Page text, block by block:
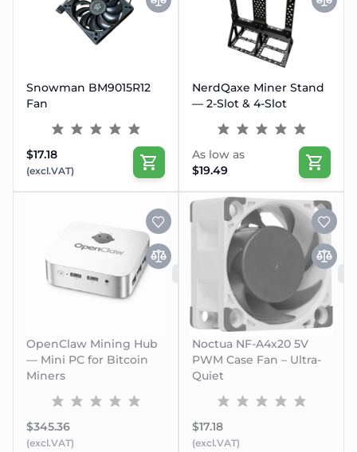
Snowman BM9015R12
Fan
$17.18
(excl.VAT)
NerdQaxe Miner Stand
— 2-Slot & 4-Slot
As low as
$19.49
SLUTSÅLD
OpenClaw Mining Hub
— Mini PC for Bitcoin
Miners
$345.36
(excl.VAT)
Noctua NF-A4x20 5V
PWM Case Fan – Ultra-
Quiet
$17.18
(excl.VAT)